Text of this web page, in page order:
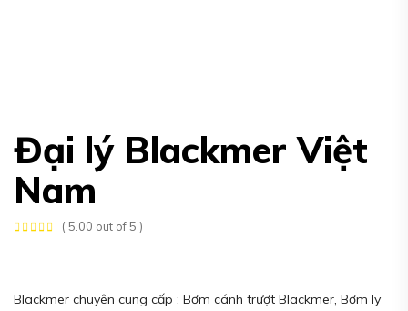
Đại lý Blackmer Việt
Nam
( 5.00 out of 5 )
Blackmer chuyên cung cấp : Bơm cánh trượt Blackmer, Bơm ly